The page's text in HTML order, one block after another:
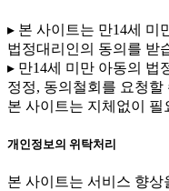
▸ 본 사이트는 만14세 미
법정대리인의 동의를 받
▸ 만14세 미만 아동의 법
정정, 동의철회를 요청
본 사이트는 지체없이
개인정보의 위탁처리
본 사이트는 서비스 향상